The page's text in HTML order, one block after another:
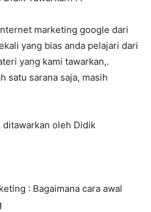
marketing google dari
yang bias anda pelajari dari
yang kami tawarkan,.
satu sarana saja, masih
ditawarkan oleh Didik
: Bagaimana cara awal